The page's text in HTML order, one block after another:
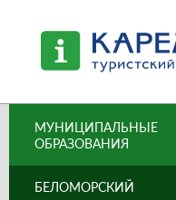
МУНИЦИПАЛЬНЫЕ
ОБРАЗОВАНИЯ
БЕЛОМОРСКИЙ